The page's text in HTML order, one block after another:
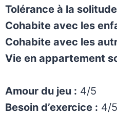
Tolérance à la
Cohabite avec les
Cohabite avec les
Vie en appartement
Amour du jeu : 4/5
Besoin d’exercice : 4/5